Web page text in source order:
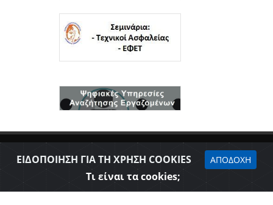
ΕΙΔΟΠΟΙΗΣΗ ΓΙΑ ΤΗ ΧΡΗΣΗ COOKIES ΑΠΟΔΟΧΗ
Τι είναι τα cookies;